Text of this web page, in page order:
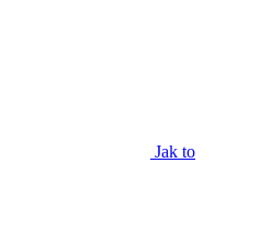
Jak to